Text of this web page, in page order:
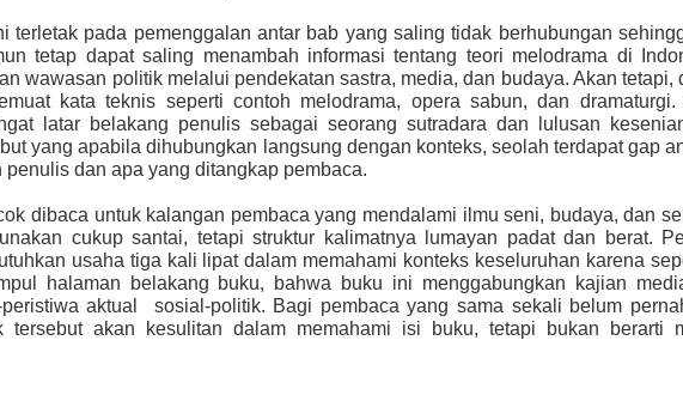
terletak pada pemenggalan antar bab yang saling tidak berhubungan
tetap dapat saling menambah informasi tentang teori melodrama di
wawasan politik melalui pendekatan sastra, media, dan budaya. Akan tetapi,
kata teknis seperti contoh melodrama, opera sabun, dan
latar belakang penulis sebagai seorang sutradara dan lulusan
yang apabila dihubungkan langsung dengan konteks, seolah terdapat gap
dan apa yang ditangkap pembaca.
dibaca untuk kalangan pembaca yang mendalami ilmu seni, budaya, dan
cukup santai, tetapi struktur kalimatnya lumayan padat dan berat.
usaha tiga kali lipat dalam memahami konteks keseluruhan karena
halaman belakang buku, bahwa buku ini menggabungkan kajian
aktual sosial-politik. Bagi pembaca yang sama sekali belum
tersebut akan kesulitan dalam memahami isi buku, tetapi bukan berarti